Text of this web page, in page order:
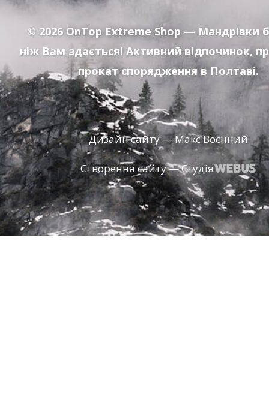
© 2026 OnTop Extreme Shop — Мандрівки
ніж Вам здається! Активний відпочинок,
прокат спорядження в Полтаві.
Дизайн сайту — Макс Воєнний
Створення сайту — Студія